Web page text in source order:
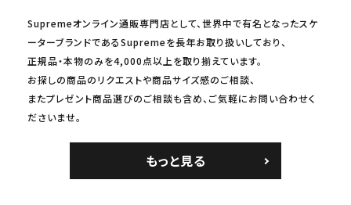
Supremeオンライン通販専門店として、世界中で有名となったスケ
ーターブランドであるSupremeを長年お取り扱いしており、
正規品・本物のみを4,000点以上を取り揃えています。
お探しの商品のリクエストや商品サイズ感のご相談、
またプレゼント商品選びのご相談も含め、ご気軽にお問い合わせく
ださいませ。
もっと見る